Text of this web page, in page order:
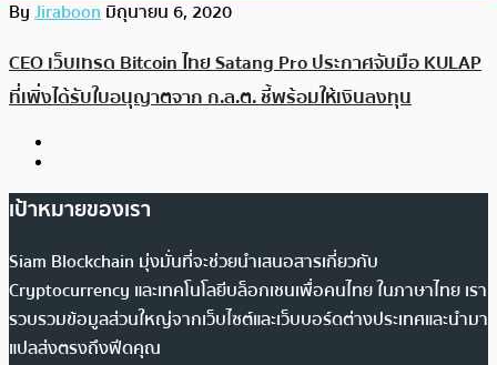
ByJiraboonมิถุนายน 6, 2020
CEO เว็บเทรด Bitcoin ไทย Satang Pro ประกาศจับมือ KULAP
ที่เพิ่งได้รับใบอนุญาตจาก ก.ล.ต. ชี้พร้อมให้เงินลงทุน
เป้าหมายของเรา
Siam Blockchain มุ่งมั่นที่จะช่วยนำเสนอสารเกี่ยวกับ
Cryptocurrency และเทคโนโลยีบล็อกเชนเพื่อคนไทย ในภาษาไทย เรา
รวบรวมข้อมูลส่วนใหญ่จากเว็บไซต์และเว็บบอร์ดต่างประเทศและนำมา
แปลส่งตรงถึงฟีดคุณ